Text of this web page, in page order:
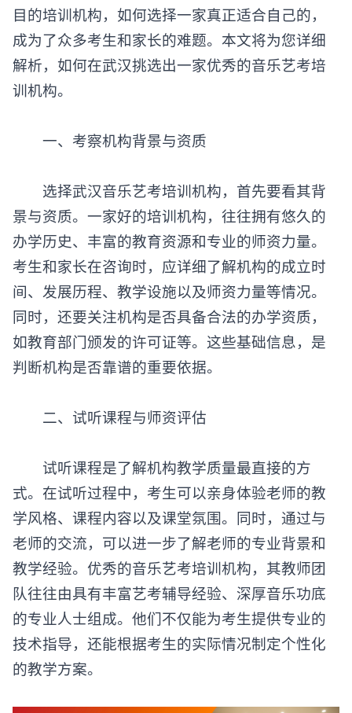
目的培训机构，如何选择一家真正适合自己的，
成为了众多考生和家长的难题。本文将为您详细
解析，如何在武汉挑选出一家优秀的音乐艺考培
训机构。
‌一、考察机构背景与资质‌
选择武汉音乐艺考培训机构，首先要看其背
景与资质。一家好的培训机构，往往拥有悠久的
办学历史、丰富的教育资源和专业的师资力量。
考生和家长在咨询时，应详细了解机构的成立时
间、发展历程、教学设施以及师资力量等情况。
同时，还要关注机构是否具备合法的办学资质，
如教育部门颁发的许可证等。这些基础信息，是
判断机构是否靠谱的重要依据。
‌二、试听课程与师资评估‌
试听课程是了解机构教学质量最直接的方
式。在试听过程中，考生可以亲身体验老师的教
学风格、课程内容以及课堂氛围。同时，通过与
老师的交流，可以进一步了解老师的专业背景和
教学经验。优秀的音乐艺考培训机构，其教师团
队往往由具有丰富艺考辅导经验、深厚音乐功底
的专业人士组成。他们不仅能为考生提供专业的
技术指导，还能根据考生的实际情况制定个性化
的教学方案。